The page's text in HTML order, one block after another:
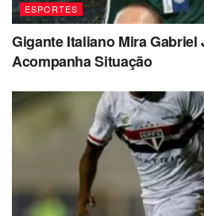
ESPORTES
Gigante Italiano Mira
Acompanha Situação